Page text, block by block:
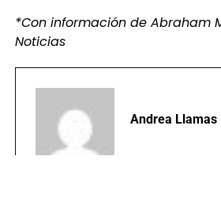
*Con información de Abraham
Noticias
Andrea Llamas